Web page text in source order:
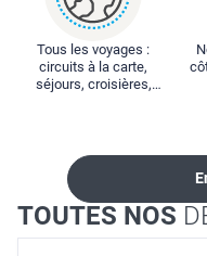
Tous les voyages :
circuits à la carte,
séjours, croisières,
TOUTES NOS